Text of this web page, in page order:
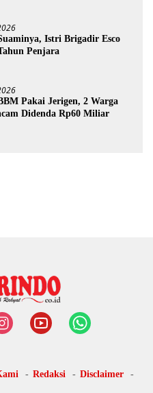
Istri Brigadir Esco
Penjara
Pakai Jerigen, 2 Warga
Didenda Rp60 Miliar
Redaksi Disclaimer